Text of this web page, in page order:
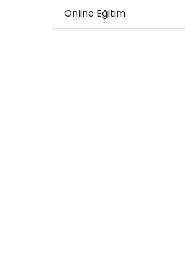
Online Eğitim